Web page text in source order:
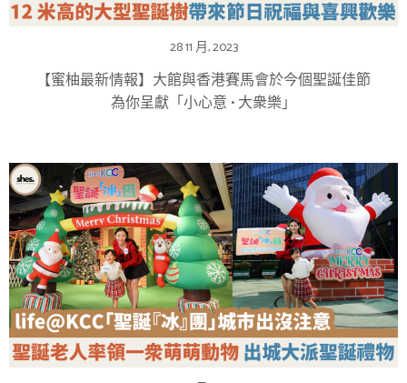
28 11 月, 2023
【蜜柚最新情報】大館與香港賽馬會於今個聖誕佳節
為你呈獻「小心意 • 大衆樂」